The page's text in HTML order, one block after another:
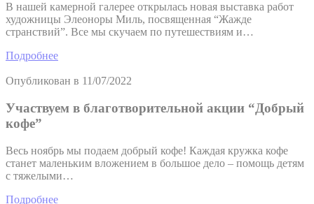
В нашей камерной галерее открылась новая выставка работ
художницы Элеоноры Миль, посвященная “Жажде
странствий”. Все мы скучаем по путешествиям и…
Подробнее
Опубликован в 11/07/2022
Участвуем в благотворительной акции “Добрый
кофе”
Весь ноябрь мы подаем добрый кофе! Каждая кружка кофе
станет маленьким вложением в большое дело – помощь детям
с тяжелыми…
Подробнее